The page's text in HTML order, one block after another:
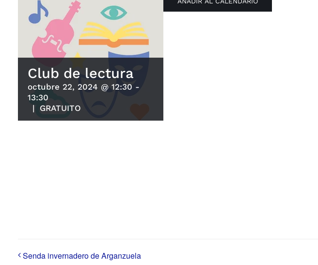
Club de lectura
octubre 22, 2024 @ 12:30 -
13:30
|
GRATUITO
Senda invernadero de Arganzuela